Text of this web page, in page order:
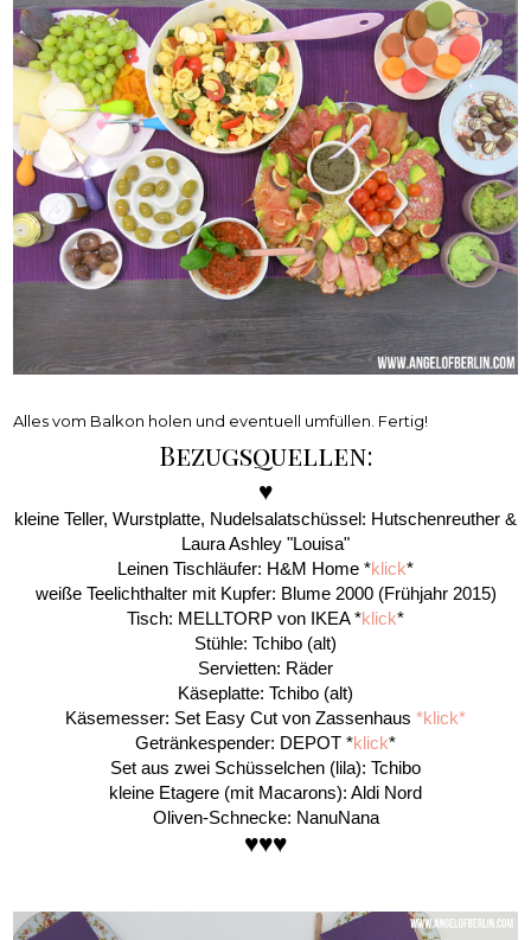
Alles vom Balkon holen und eventuell umfüllen. Fertig!
Bezugsquellen:
♥
kleine Teller, Wurstplatte, Nudelsalatschüssel: Hutschenreuther &
Laura Ashley "Louisa"
Leinen Tischläufer: H&M Home *klick*
weiße Teelichthalter mit Kupfer: Blume 2000 (Frühjahr 2015)
Tisch: MELLTORP von IKEA *klick*
Stühle: Tchibo (alt)
Servietten: Räder
Käseplatte: Tchibo (alt)
Käsemesser: Set Easy Cut von Zassenhaus *klick*
Getränkespender: DEPOT *klick*
Set aus zwei Schüsselchen (lila): Tchibo
kleine Etagere (mit Macarons): Aldi Nord
Oliven-Schnecke: NanuNana
♥♥♥